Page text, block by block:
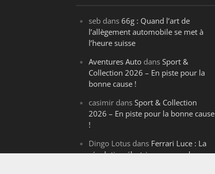
seb dans66g : Quand l’art de
l’allègement automobile se met à
l’heure suisse
Aventures Auto dansSport &
Collection 2026 – En piste pour la
bonne cause !
casimir dansSport & Collection
2026 – En piste pour la bonne cause
!
Dingo Lotus dans Ferrari Luce : La
révolution électrique venue de